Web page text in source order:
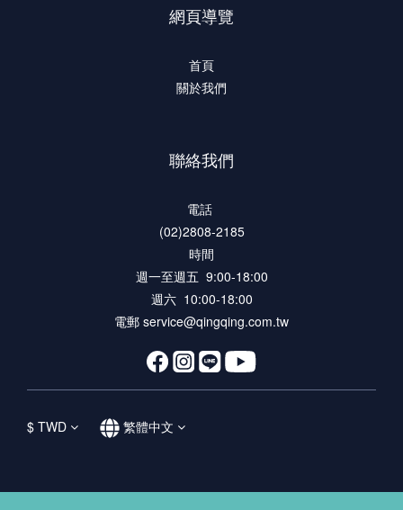
網頁導覽
首頁
關於我們
聯絡我們
電話
(02)2808-2185
時間
週一至週五 9:00-18:00
週六 10:00-18:00
電郵 service@qingqing.com.tw
$ TWD 繁體中文